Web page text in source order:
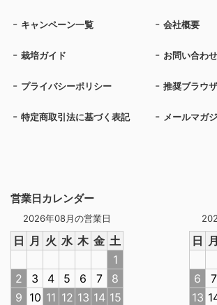
営業日カレンダー
2026年08月の営業日
日 月 火 水 木 金 土
1
2
3 4 5 6 7
8
9 10 11 12 13 14 15
日 月
6
7
13
キャンペーン一覧 会社概要
栽培ガイド お問い合わせ
プライバシーポリシー 推奨ブラウ
特定商取引法に基づく表記 メールマガ